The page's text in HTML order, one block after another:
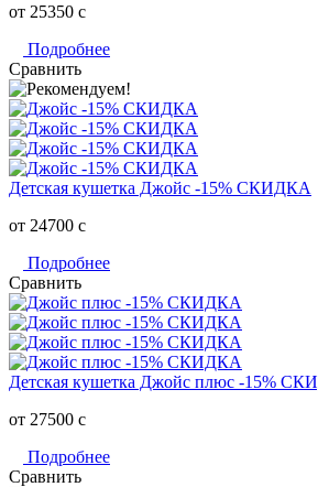
от 25350 c
Подробнее
Сравнить
Детская кушетка Джойс -15% СКИДКА
от 24700 c
Подробнее
Сравнить
Детская кушетка Джойс плюс -15%
от 27500 c
Подробнее
Сравнить